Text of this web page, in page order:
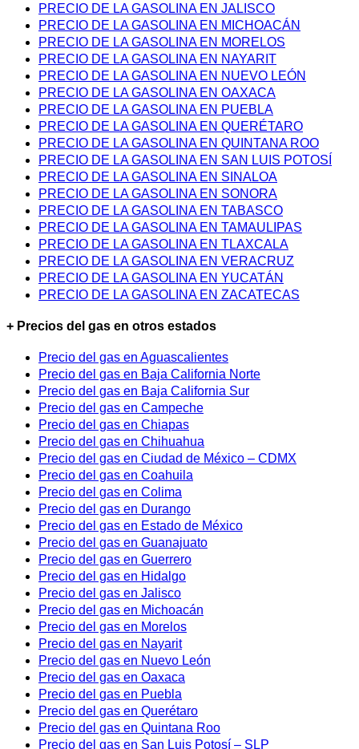
PRECIO DE LA GASOLINA EN JALISCO
PRECIO DE LA GASOLINA EN MICHOACÁN
PRECIO DE LA GASOLINA EN MORELOS
PRECIO DE LA GASOLINA EN NAYARIT
PRECIO DE LA GASOLINA EN NUEVO LEÓN
PRECIO DE LA GASOLINA EN OAXACA
PRECIO DE LA GASOLINA EN PUEBLA
PRECIO DE LA GASOLINA EN QUERÉTARO
PRECIO DE LA GASOLINA EN QUINTANA ROO
PRECIO DE LA GASOLINA EN SAN LUIS POTOSÍ
PRECIO DE LA GASOLINA EN SINALOA
PRECIO DE LA GASOLINA EN SONORA
PRECIO DE LA GASOLINA EN TABASCO
PRECIO DE LA GASOLINA EN TAMAULIPAS
PRECIO DE LA GASOLINA EN TLAXCALA
PRECIO DE LA GASOLINA EN VERACRUZ
PRECIO DE LA GASOLINA EN YUCATÁN
PRECIO DE LA GASOLINA EN ZACATECAS
+ Precios del gas en otros estados
Precio del gas en Aguascalientes
Precio del gas en Baja California Norte
Precio del gas en Baja California Sur
Precio del gas en Campeche
Precio del gas en Chiapas
Precio del gas en Chihuahua
Precio del gas en Ciudad de México – CDMX
Precio del gas en Coahuila
Precio del gas en Colima
Precio del gas en Durango
Precio del gas en Estado de México
Precio del gas en Guanajuato
Precio del gas en Guerrero
Precio del gas en Hidalgo
Precio del gas en Jalisco
Precio del gas en Michoacán
Precio del gas en Morelos
Precio del gas en Nayarit
Precio del gas en Nuevo León
Precio del gas en Oaxaca
Precio del gas en Puebla
Precio del gas en Querétaro
Precio del gas en Quintana Roo
Precio del gas en San Luis Potosí – SLP